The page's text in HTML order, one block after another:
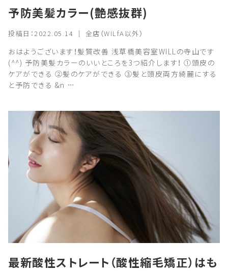
予防美髪カラー(艶感抜群)
投稿日：2022.05.14 ｜ 全店（WILfA以外）
おはようございます！髪質改善 浅草橋美容室WILLの寺山です
(^^) 予防美髪カラーのいいところを3つ紹介します！ ①頭皮の
ケアができる ②髪のケアができる ③髪と頭皮両方綺麗にする
と予防できる &n …
最新酸性ストレート（酸性縮毛矯正）はも